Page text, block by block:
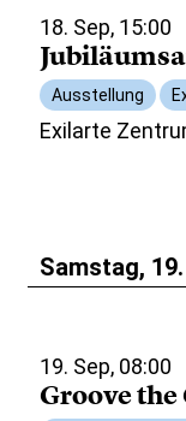
18. Sep, 15:00
Ausstellung
Exilarte
Samstag,
19. Sep, 08:00
Groove the